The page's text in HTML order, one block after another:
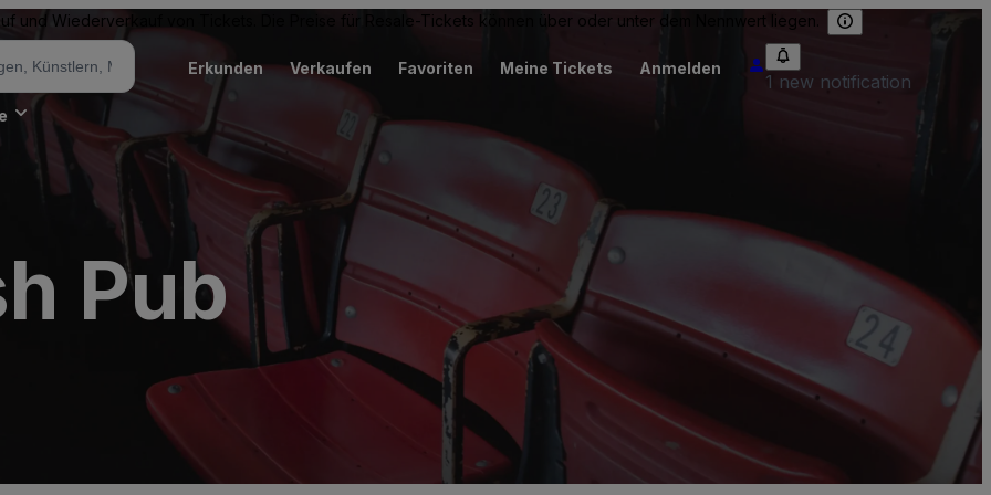
und Wiederverkauf von Tickets. Die Preise für Resale-Tickets können über oder unter dem Nennwert liegen.
Erkunden Verkaufen Favoriten Meine Tickets Anmelden
1 new notification
Pub